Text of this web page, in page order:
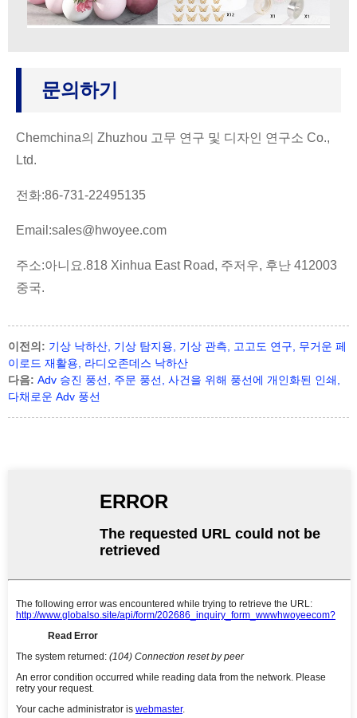
문의하기
Chemchina의 Zhuzhou 고무 연구 및 디자인 연구소 Co.,
Ltd.
전화:86-731-22495135
Email:sales@hwoyee.com
주소:아니요.818 Xinhua East Road, 주저우, 후난 412003
중국.
이전의: 기상 낙하산, 기상 탐지용, 기상 관측, 고고도 연구, 무거운 페
이로드 재활용, 라디오존데스 낙하산
다음: Adv 승진 풍선, 주문 풍선, 사건을 위해 풍선에 개인화된 인쇄,
다채로운 Adv 풍선